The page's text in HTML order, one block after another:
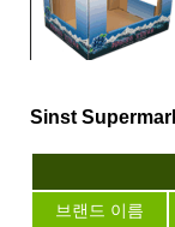
Sinst
브랜드 이름